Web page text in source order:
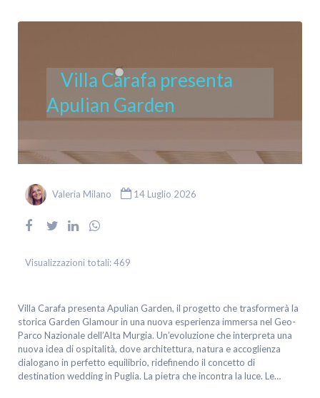
Villa Carafa presenta
Apulian Garden
Valeria Milano 14 Luglio 2026
Visualizzazioni totali:469
Villa Carafa presenta Apulian Garden, il progetto che trasformerà la
storica Garden Glamour in una nuova esperienza immersa nel Geo-
Parco Nazionale dell’Alta Murgia. Un’evoluzione che interpreta una
nuova idea di ospitalità, dove architettura, natura e accoglienza
dialogano in perfetto equilibrio, ridefinendo il concetto di
destination wedding in Puglia. La pietra che incontra la luce. Le…